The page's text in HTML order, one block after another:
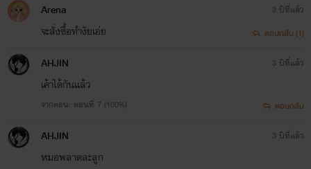
Arena
จะสั่งซื้อทำงัยเอ่ย
3 ปีที่แล้ว
ตอบกลับ (1)
AHJIN
เค้าได้กันแล้ว
จากตอน: ตอนที่ 7 (100%)
3 ปีที่แล้ว
ตอบกลับ
AHJIN
หมอพลาดละลูก
3 ปีที่แล้ว